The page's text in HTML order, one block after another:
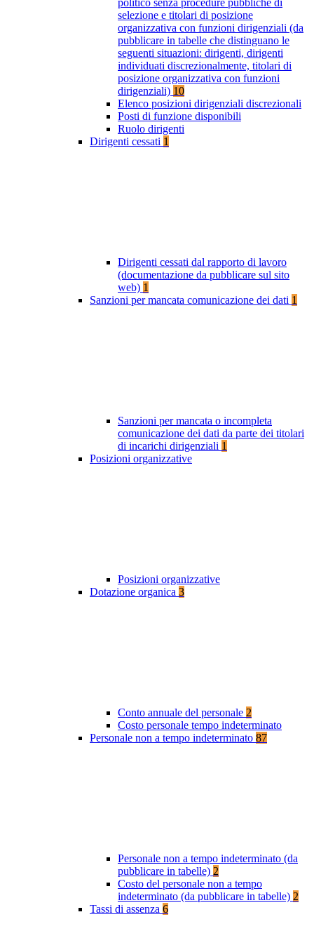
politico senza procedure pubbliche di
selezione e titolari di posizione
organizzativa con funzioni dirigenziali (da
pubblicare in tabelle che distinguano le
seguenti situazioni: dirigenti, dirigenti
individuati discrezionalmente, titolari di
posizione organizzativa con funzioni
dirigenziali) 10
Elenco posizioni dirigenziali discrezionali
Posti di funzione disponibili
Ruolo dirigenti
Dirigenti cessati 1
Dirigenti cessati dal rapporto di lavoro
(documentazione da pubblicare sul sito
web) 1
Sanzioni per mancata comunicazione dei dati 1
Sanzioni per mancata o incompleta
comunicazione dei dati da parte dei titolari
di incarichi dirigenziali 1
Posizioni organizzative
Posizioni organizzative
Dotazione organica 3
Conto annuale del personale 2
Costo personale tempo indeterminato
Personale non a tempo indeterminato 87
Personale non a tempo indeterminato (da
pubblicare in tabelle) 2
Costo del personale non a tempo
indeterminato (da pubblicare in tabelle) 2
Tassi di assenza 6